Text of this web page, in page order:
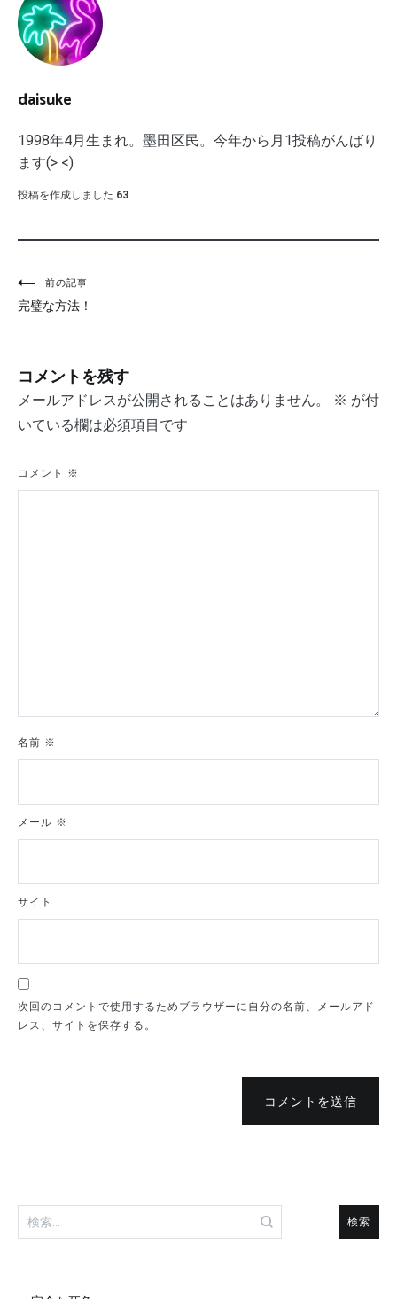
daisuke
1998年4月生まれ。墨田区民。今年から月1投稿がんばり
ます(> <)
投稿を作成しました 63
投
稿
ビ
ゲ
シ
前の記事
完璧な方法！
コメントを残す
メールアドレスが公開されることはありません。 ※ が付
いている欄は必須項目です
コメント ※
名前 ※
メール ※
サイト
次回のコメントで使用するためブラウザーに自分の名前、メールアド
レス、サイトを保存する。
コメントを送信
検
索: